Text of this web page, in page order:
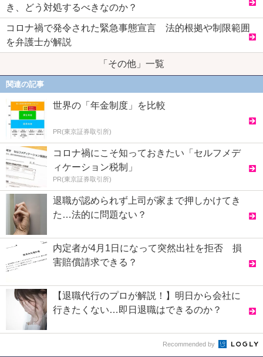
き、どう対処するべきなのか？
コロナ禍で発令された緊急事態宣言 法的根拠や制限範囲
を弁護士が解説
「その他」一覧
関連の記事
世界の「年金制度」を比較
PR(東京証券取引所)
コロナ禍にこそ知っておきたい「セルフメデ
ィケーション税制」
PR(東京証券取引所)
退職が認められず上司が家まで押しかけてき
た…法的に問題ない？
内定者が4月1日になって突然出社を拒否 損
害賠償請求できる？
【退職代行のプロが解説！】明日から会社に
行きたくない…即日退職はできるのか？
Recommended by